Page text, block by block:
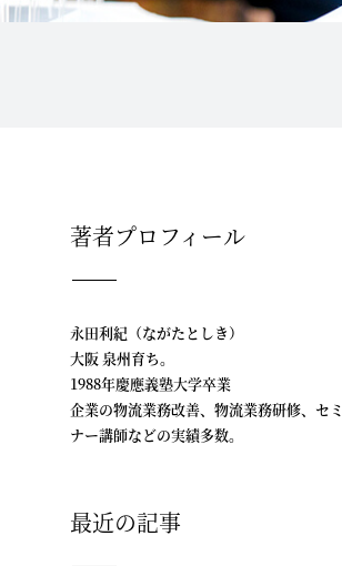
著者プロフィール
永田利紀（ながたとしき）
大阪 泉州育ち。
1988年慶應義塾大学卒業
企業の物流業務改善、物流業務研修、セミ
ナー講師などの実績多数。
最近の記事